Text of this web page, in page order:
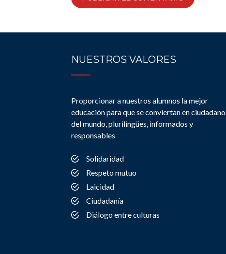
NUESTROS VALORES
Proporcionar a nuestros alumnos la mejor
educación para que se conviertan en
del mundo, plurilingües, informados y
responsables
Solidaridad
Respeto mutuo
Laicidad
Ciudadanía
Diálogo entre culturas